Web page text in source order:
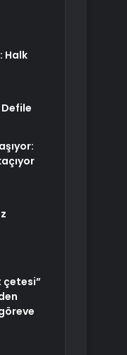
Halk
çetesi”